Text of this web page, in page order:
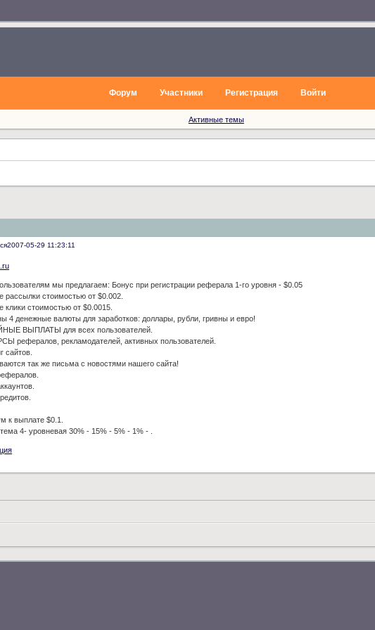
Форум Участники Регистрация Войти
Активные темы
2007-05-29 11:23:11
мы предлагаем: Бонус при регистрации реферала 1-го уровня - $0.05
рассылки стоимостью от $0.002.
клики стоимостью от $0.0015.
4 денежные валюты для заработков: доллары, рубли, гривны и евро!
ВЫПЛАТЫ для всех пользователей.
рефералов, рекламодателей, активных пользователей.
сайтов.
так же письма с новостями нашего сайта!
к выплате $0.1.
4- уровневая 30% - 15% - 5% - 1% - .